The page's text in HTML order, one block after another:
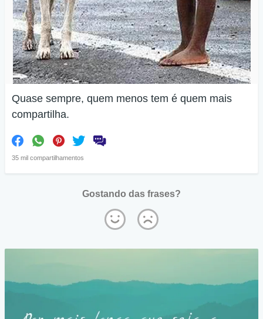
Quase sempre, quem menos tem é quem mais
compartilha.
35 mil compartilhamentos
Gostando das frases?